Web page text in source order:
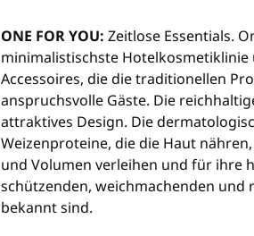
ONE FOR YOU: Zeitlose Essentials.
minimalistischste
Accessoires, die die traditionellen
anspruchsvolle Gäste. Die
attraktives Design. Die
Weizenproteine, die die Haut
und Volumen verleihen und für ihre
schützenden, weichmachenden
bekannt sind.